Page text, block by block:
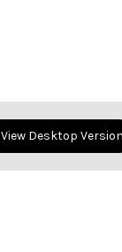
View Desktop Version